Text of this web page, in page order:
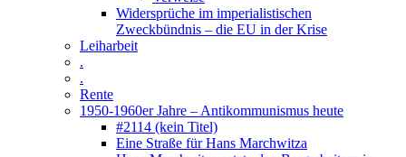
Widersprüche im imperialistischen
Zweckbündnis – die EU in der Krise
Leiharbeit
.
.
Rente
1950-1960er Jahre – Antikommunismus heute
#2114 (kein Titel)
Eine Straße für Hans Marchwitza